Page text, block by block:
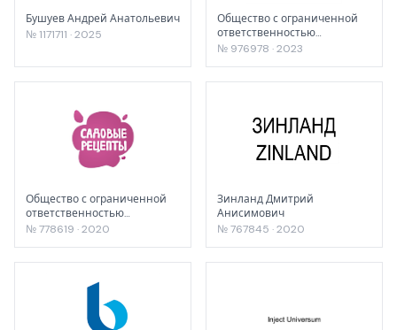
Бушуев Андрей Анатольевич
№ 1171711 · 2025
Общество с ограниченной
ответственностью
«ИЗОМАКС РУС»
№ 976978 · 2023
Общество с ограниченной
ответственностью
«БИОТЕХНОЛОГИИ»
№ 778619 · 2020
Зинланд Дмитрий
Анисимович
№ 767845 · 2020